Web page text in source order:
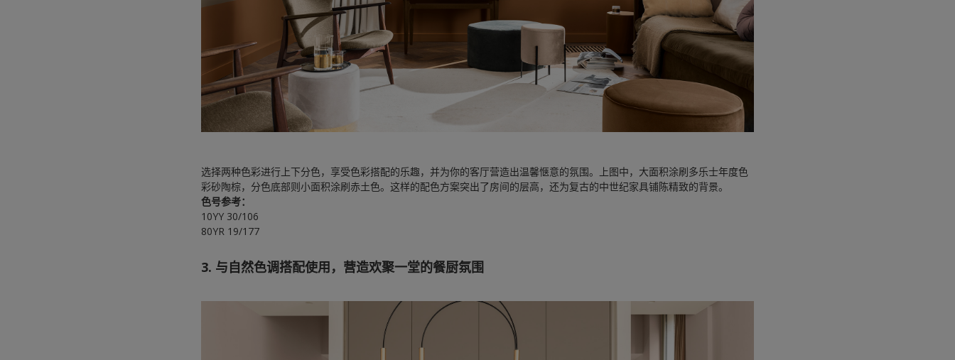
选择两种色彩进行上下分色，享受色彩搭配的乐趣，并为你的客厅营造出温馨惬意的氛围。上图中，大面积涂刷多乐士年度色
彩砂陶棕，分色底部则小面积涂刷赤土色。这样的配色方案突出了房间的层高，还为复古的中世纪家具铺陈精致的背景。
色号参考：
10YY 30/106
80YR 19/177
3. 与自然色调搭配使用，营造欢聚一堂的餐厨氛围